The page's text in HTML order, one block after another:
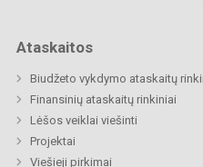
Ataskaitos
Biudžeto vykdymo ataskaitų
Finansinių ataskaitų rinkiniai
Lėšos veiklai viešinti
Projektai
Viešieji pirkimai